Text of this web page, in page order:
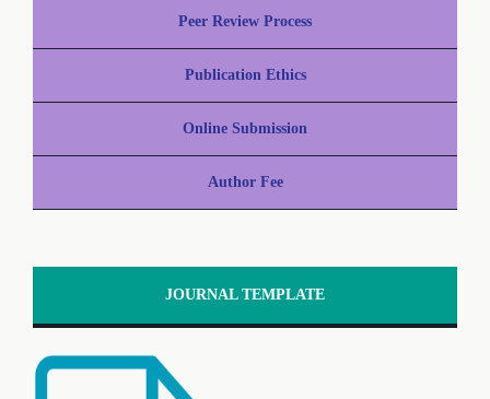
Peer Review Process
Publication Ethics
Online Submission
Author Fee
JOURNAL TEMPLATE